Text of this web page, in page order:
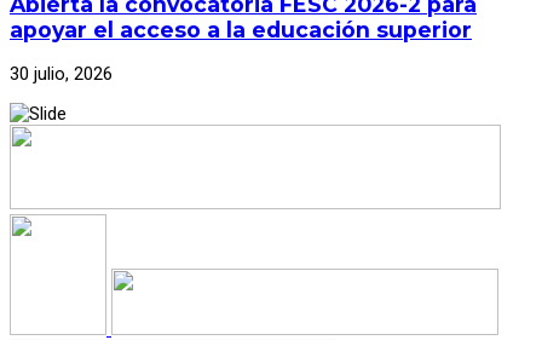
apoyar el acceso a la educación superior
30 julio, 2026